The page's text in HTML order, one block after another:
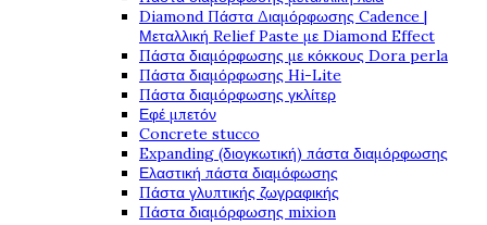
Diamond Πάστα Διαμόρφωσης Cadence |
Μεταλλική Relief Paste με Diamond Effect
Πάστα διαμόρφωσης με κόκκους Dora perla
Πάστα διαμόρφωσης Hi-Lite
Πάστα διαμόρφωσης γκλίτερ
Εφέ μπετόν
Concrete stucco
Expanding (διογκωτική) πάστα διαμόρφωσης
Ελαστική πάστα διαμόφωσης
Πάστα γλυπτικής ζωγραφικής
Πάστα διαμόρφωσης mixion